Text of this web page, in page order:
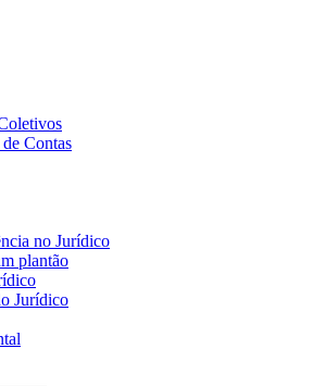
de Contas
no Jurídico
plantão
Jurídico